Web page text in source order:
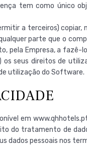
tem como único
a terceiros)
parte que o
pela Empresa, a fazê-
os seus direitos de
utilização do Software.
em
do tratamento de
dados pessoais nos